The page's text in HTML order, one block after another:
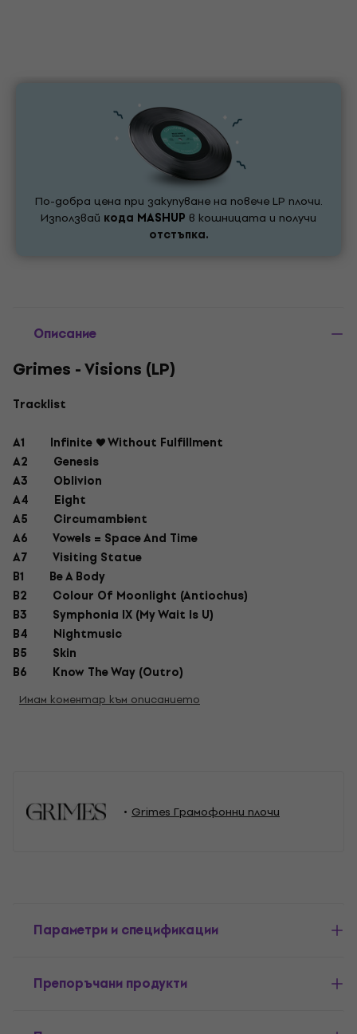
По-добра цена при закупуване на повече LP плочи.
Използвай кода MASHUP в кошницата и получи
отстъпка.
Описание
Grimes - Visions (LP)
Tracklist
A1
Infinite ♥ Without Fulfillment
A2
Genesis
A3
Oblivion
A4
Eight
A5
Circumambient
A6
Vowels = Space And Time
A7
Visiting Statue
B1
Be A Body
B2
Colour Of Moonlight (Antiochus)
B3
Symphonia IX (My Wait Is U)
B4
Nightmusic
B5
Skin
B6
Know The Way (Outro)
Имам коментар към описанието
Grimes Грамофонни плочи
Параметри и спецификации
Препоръчани продукти